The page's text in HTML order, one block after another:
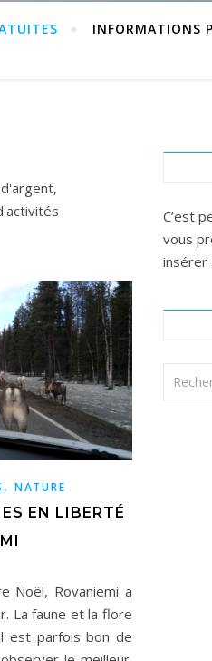
INFORMATIONS
,NATURE
EN LIBERTÉ
Noël, Rovaniemi a
La faune et la flore
est parfois bon de
C’est
vous
insérer